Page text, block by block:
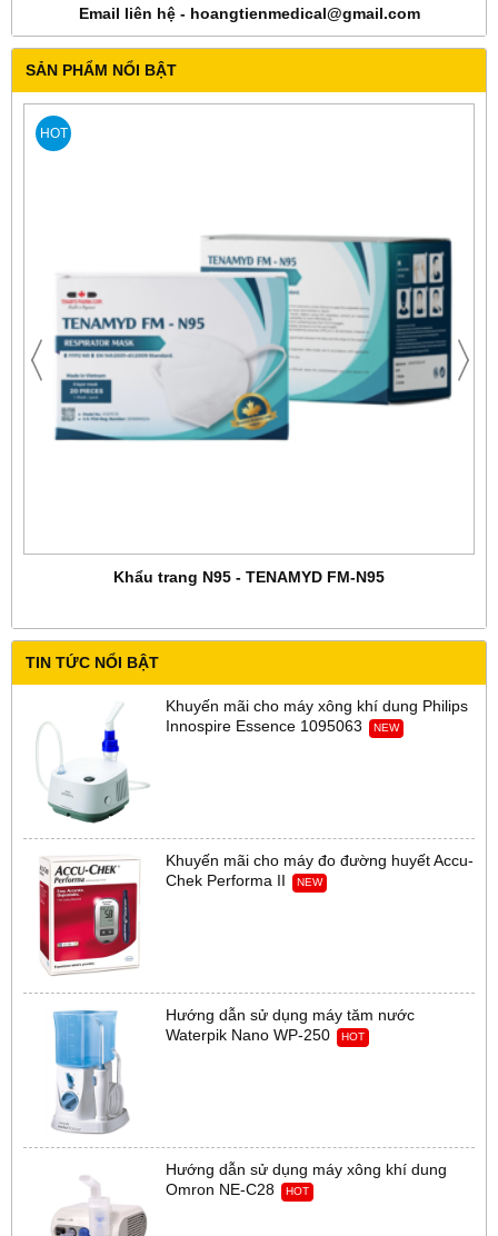
Email liên hệ - hoangtienmedical@gmail.com
SẢN PHẨM NỔI BẬT
HOT
Khẩu trang N95 - TENAMYD FM-N95
TIN TỨC NỔI BẬT
Khuyến mãi cho máy xông khí dung Philips
Innospire Essence 1095063
NEW
Khuyến mãi cho máy đo đường huyết Accu-
Chek Performa II
NEW
Hướng dẫn sử dụng máy tăm nước
Waterpik Nano WP-250
HOT
Hướng dẫn sử dụng máy xông khí dung
Omron NE-C28
HOT